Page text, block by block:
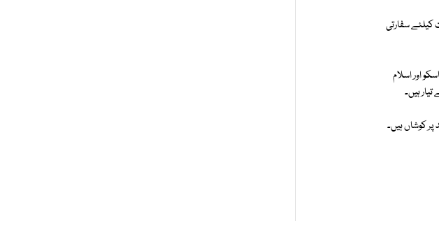
کیلئے سفارتی
اور اسلام
ہیں۔
کوشاں ہیں۔